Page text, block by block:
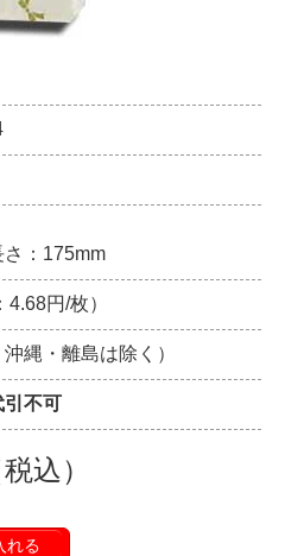
：175mm
円/枚）
縄・離島は除く）
引不可
込）
れる